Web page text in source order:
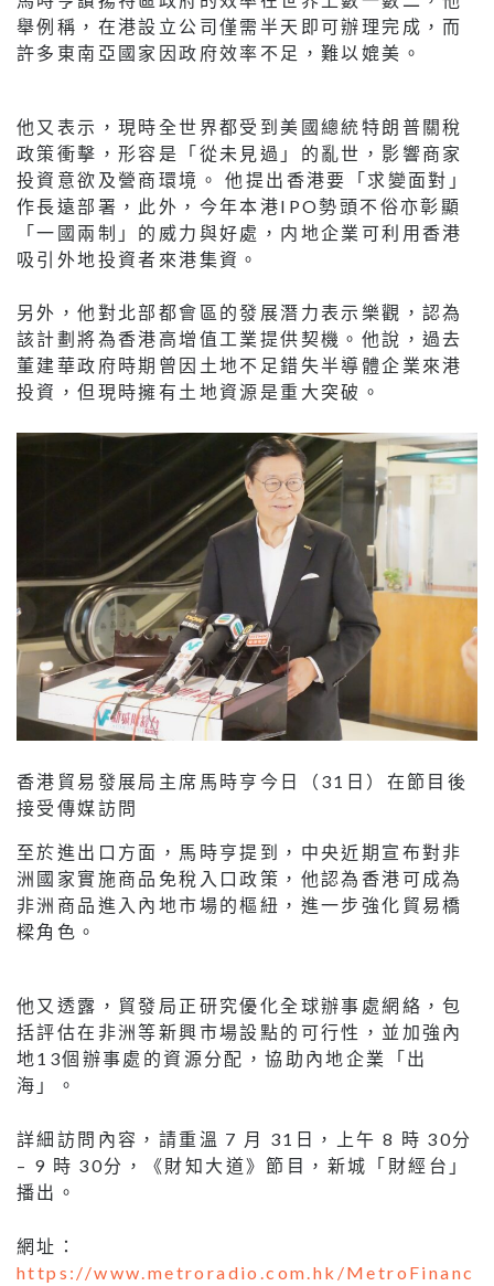
舉例稱，在港設立公司僅需半天即可辦理完成，而
許多東南亞國家因政府效率不足，難以媲美。
他又表示，現時全世界都受到美國總統特朗普關稅
政策衝擊，形容是「從未見過」的亂世，影響商家
投資意欲及營商環境。 他提出香港要「求變面對」
作長遠部署，此外，今年本港IPO勢頭不俗亦彰顯
「一國兩制」的威力與好處，内地企業可利用香港
吸引外地投資者來港集資。
另外，他對北部都會區的發展潛力表示樂觀，認為
該計劃將為香港高增值工業提供契機。他說，過去
董建華政府時期曾因土地不足錯失半導體企業來港
投資，但現時擁有土地資源是重大突破。
香港貿易發展局主席馬時亨今日（31日）在節目後
接受傳媒訪問
至於進出口方面，馬時亨提到，中央近期宣布對非
洲國家實施商品免稅入口政策，他認為香港可成為
非洲商品進入內地市場的樞紐，進一步強化貿易橋
樑角色。
他又透露，貿發局正研究優化全球辦事處網絡，包
括評估在非洲等新興市場設點的可行性，並加強內
地13個辦事處的資源分配，協助內地企業「出
海」。
詳細訪問內容，請重溫 7 月 31日，上午 8 時 30分
– 9 時 30分，《財知大道》節目，新城「財經台」
播出。
網址：
https://www.metroradio.com.hk/MetroFinanc